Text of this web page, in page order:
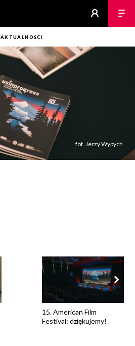
AKTUALNOŚCI
fot. Jerzy Wypych
15. American Film
Festival: dziękujemy!